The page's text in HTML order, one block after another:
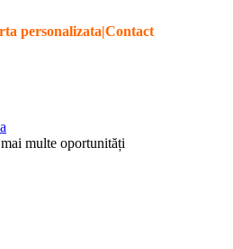
personalizata|Contact
multe oportunități